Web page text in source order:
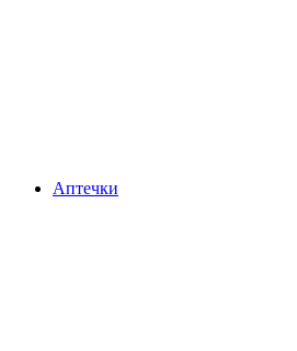
Аптечки